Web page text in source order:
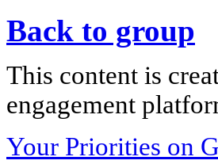
Back to group
This content is
engagement
Your Priorities on